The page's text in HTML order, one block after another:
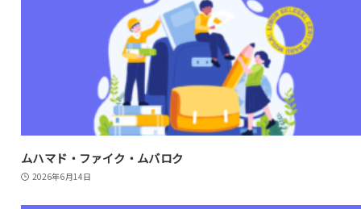
ムハマド・ファイク・ムバロク
2026年6月14日